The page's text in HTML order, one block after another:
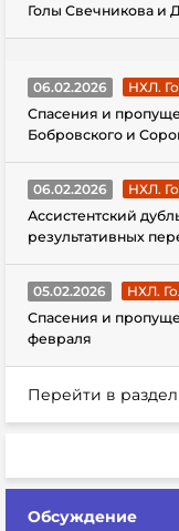
Голы Свечникова и
06.02.2026
НХЛ.
Спасения и
Бобровского и
06.02.2026
НХЛ.
Ассистентский
результативных
05.02.2026
НХЛ.
Спасения и
февраля
Перейти в раздел
Обсуждение